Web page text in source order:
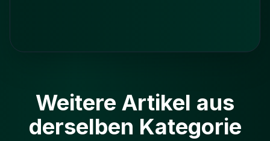
Weitere Artikel aus
derselben Kategorie